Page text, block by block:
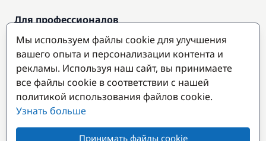
Для профессионалов
Доступ про
Стать партнером
Популярные направления
Мы используем файлы cookie для улучшения
вашего опыта и персонализации контента и
рекламы. Используя наш сайт, вы принимаете
все файлы cookie в соответствии с нашей
политикой использования файлов cookie.
Узнать больше
Принимать файлы cookie